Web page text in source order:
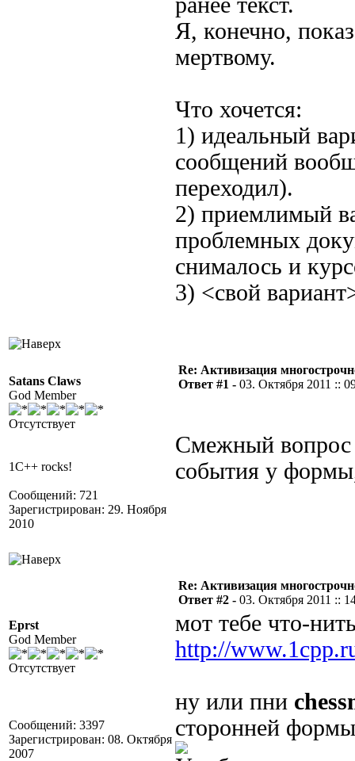
Я, конечно,
мертвому.
Что хочется:
1) идеальный
сообщений
переходил).
2) приемлимый
проблемных
снималось и
3) <свой
Satans Claws
God Member
Отсутствует
1C++ rocks!
Сообщений: 721
Зарегистрирован: 29. Ноября
2010
Re: Активизация
Ответ #1 - 03. Октября 2011 ::
Смежный вопрос
события у
Eprst
God Member
Отсутствует
Сообщений: 3397
Зарегистрирован: 08. Октября
2007
Re: Активизация
Ответ #2 - 03. Октября 2011 ::
мот тебе что-
http://
ну или пни
сторонней